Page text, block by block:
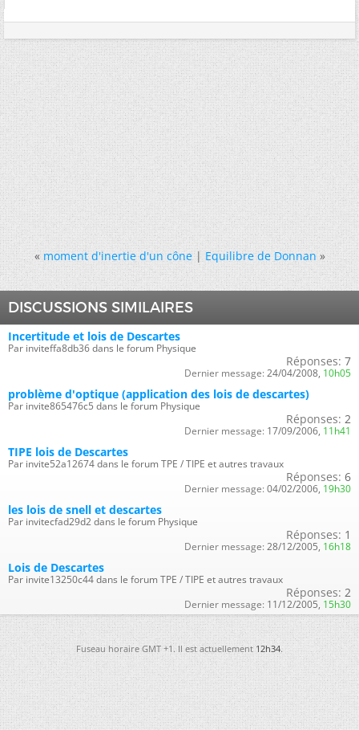
« moment d'inertie d'un cône|Equilibre de Donnan »
DISCUSSIONS SIMILAIRES
Incertitude et lois de Descartes
Par inviteffa8db36 dans le forum Physique
Réponses: 7
Dernier message: 24/04/2008, 10h05
problème d'optique (application des lois de descartes)
Par invite865476c5 dans le forum Physique
Réponses: 2
Dernier message: 17/09/2006, 11h41
TIPE lois de Descartes
Par invite52a12674 dans le forum TPE / TIPE et autres travaux
Réponses: 6
Dernier message: 04/02/2006, 19h30
les lois de snell et descartes
Par invitecfad29d2 dans le forum Physique
Réponses: 1
Dernier message: 28/12/2005, 16h18
Lois de Descartes
Par invite13250c44 dans le forum TPE / TIPE et autres travaux
Réponses: 2
Dernier message: 11/12/2005, 15h30
Fuseau horaire GMT +1. Il est actuellement12h34.